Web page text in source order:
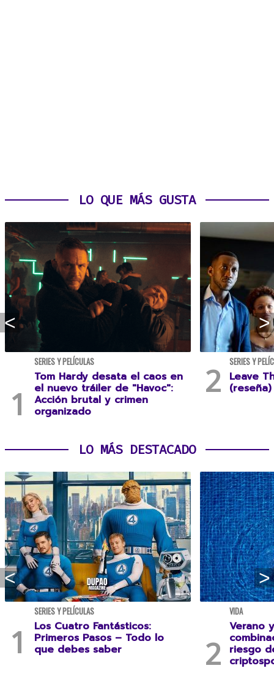
LO QUE MÁS GUSTA
SERIES Y PELÍCULAS
Tom Hardy desata el caos en
el nuevo tráiler de "Havoc":
Acción brutal y crimen
organizado
SERIES Y
Leave
(reseña)
LO MÁS DESTACADO
SERIES Y PELÍCULAS
Los Cuatro Fantásticos:
Primeros Pasos – Todo lo
que debes saber
VIDA
Verano
riesgo